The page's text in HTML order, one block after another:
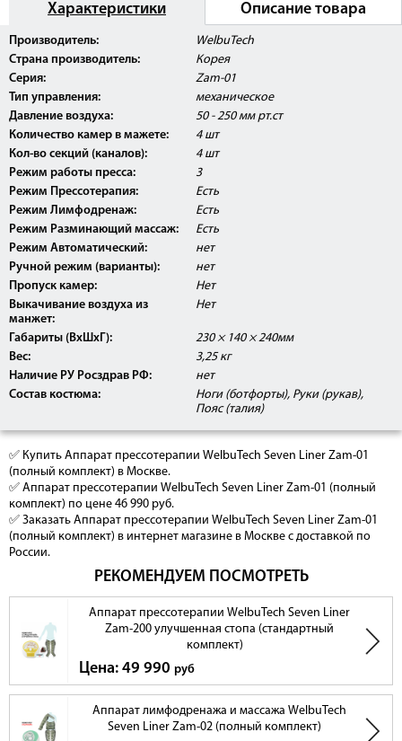
Характеристики Описание товара
Производитель:
WelbuTech
Страна производитель:
Корея
Серия:
Zam-01
Тип управления:
механическое
Давление воздуха:
50 - 250 мм рт.ст
Количество камер в мажете:
4 шт
Кол-во секций (каналов):
4 шт
Режим работы пресса:
3
Режим Прессотерапия:
Есть
Режим Лимфодренаж:
Есть
Режим Разминающий массаж:
Есть
Режим Автоматический:
нет
Ручной режим (варианты):
нет
Пропуск камер:
Нет
Выкачивание воздуха из
манжет:
Нет
Габариты (ВxШxГ):
230 × 140 × 240мм
Вес:
3,25 кг
Наличие РУ Росздрав РФ:
нет
Состав костюма:
Ноги (ботфорты), Руки (рукав),
Пояс (талия)
Массаж
Лимфодренаж
✅ Купить Аппарат прессотерапии WelbuTech Seven Liner Zam-01
(полный комплект) в Москве.
✅ Аппарат прессотерапии WelbuTech Seven Liner Zam-01 (полный
комплект) по цене 46 990 руб.
✅ Заказать Аппарат прессотерапии WelbuTech Seven Liner Zam-01
(полный комплект) в интернет магазине в Москве с доставкой по
России.
РЕКОМЕНДУЕМ ПОСМОТРЕТЬ
Аппарат прессотерапии WelbuTech Seven Liner
Zam-200 улучшенная стопа (стандартный
комплект)
Цена: 49 990 руб
Аппарат лимфодренажа и массажа WelbuTech
Seven Liner Zam-02 (полный комплект)